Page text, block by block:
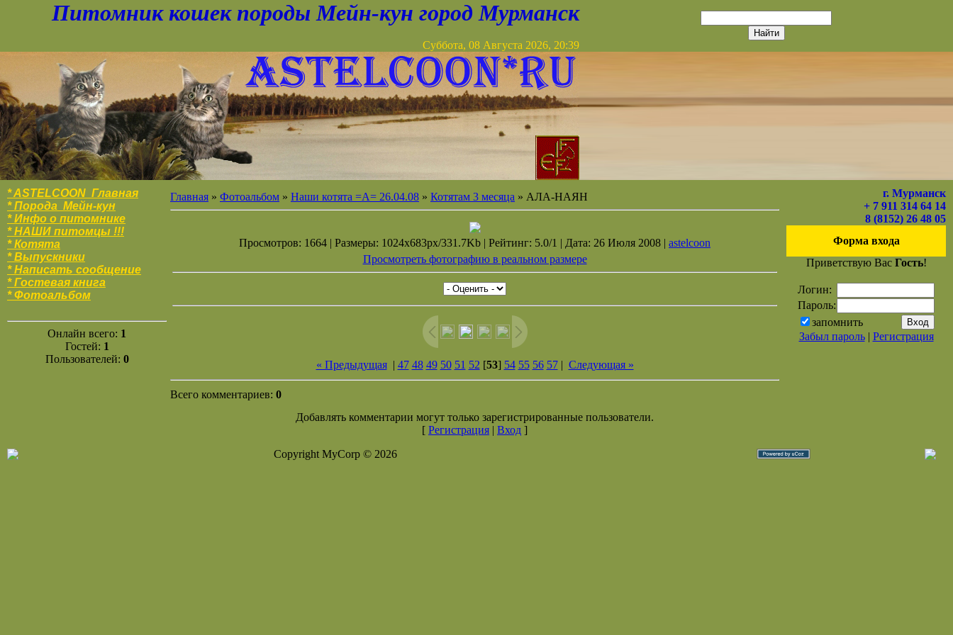
Питомник кошек породы Мейн-кун город Мурманск
Суббота, 08 Августа 2026, 20:39
* ASTELCOON Главная
* Порода Мейн-кун
* Инфо о питомнике
* НАШИ питомцы !!!
* Котята
* Выпускники
* Написать сообщение
* Гостевая книга
* Фотоальбом
Онлайн всего: 1
Гостей: 1
Пользователей: 0
Главная » Фотоальбом » Наши котята =А= 26.04.08 » Котятам 3 месяца » АЛА-НАЯН
Просмотров: 1664 | Размеры: 1024x683px/331.7Kb | Рейтинг: 5.0/1 | Дата: 26 Июля 2008 | astelcoon
Просмотреть фотографию в реальном размере
« Предыдущая| 47 48 49 50 51 52 [53] 54 55 56 57| Следующая »
Всего комментариев: 0
Добавлять комментарии могут только зарегистрированные пользователи.
[ Регистрация | Вход ]
г. Мурманск
+ 7 911 314 64 14
8 (8152) 26 48 05
Форма входа
Приветствую Вас Гость!
Логин:
Пароль:
запомнить
Забыл пароль| Регистрация
Copyright MyCorp © 2026